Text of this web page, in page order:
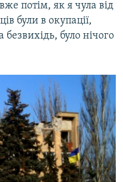
потім, як я чула від
були в окупації,
було нічого